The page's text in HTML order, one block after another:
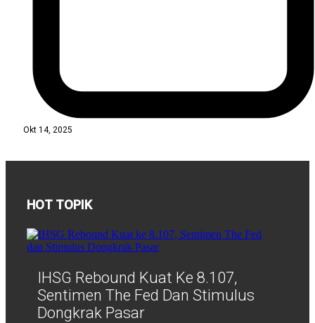
Okt 14, 2025
HOT TOPIK
IHSG Rebound Kuat Ke 8.107,
Sentimen The Fed Dan Stimulus
Dongkrak Pasar